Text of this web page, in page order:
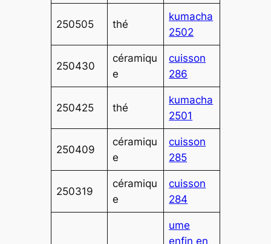
250505 thé
kumacha
2502
250430
céramiqu
e
cuisson
286
250425 thé
kumacha
2501
250409
céramiqu
e
cuisson
285
250319
céramiqu
e
cuisson
284
ume
enfin en